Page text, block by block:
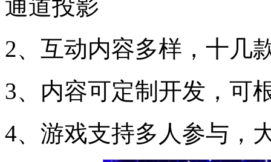
通道投影
2、互动内容多样，十几
3、内容可定制开发，可
4、游戏支持多人参与，